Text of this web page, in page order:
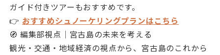
ガイド付きツアーもおすすめです。
👉 おすすめシュノーケリングプランはこちら
🧭 編集部視点｜宮古島の未来を考える
観光・交通・地域経済の視点から、宮古島のこれから